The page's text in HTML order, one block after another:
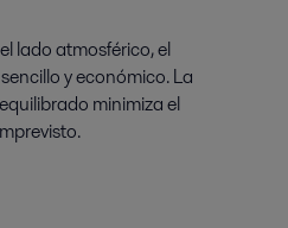
lado atmosférico, el
y económico. La
minimiza el